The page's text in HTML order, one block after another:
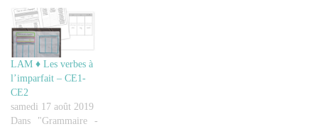
LAM ♦ Les verbes à
l’imparfait – CE1-
CE2
samedi 17 août 2019
Dans "Grammaire -